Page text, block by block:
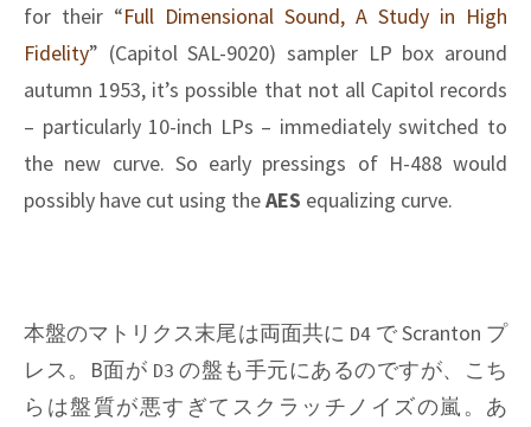
for their “Full Dimensional Sound, A Study in High
Fidelity” (Capitol SAL-9020) sampler LP box around
autumn 1953, it’s possible that not all Capitol records
– particularly 10-inch LPs – immediately switched to
the new curve. So early pressings of H-488 would
possibly have cut using theAES equalizing curve.
本盤のマトリクス末尾は両面共に D4でScranton プ
レス。B面が D3 の盤も手元にあるのですが、こち
らは盤質が悪すぎてスクラッチノイズの嵐。あ